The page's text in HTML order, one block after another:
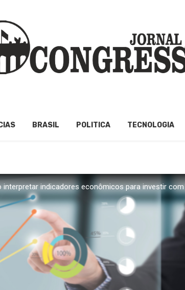
BRASIL POLITICA TECNOLOGIA
interpretar indicadores econômicos para investir